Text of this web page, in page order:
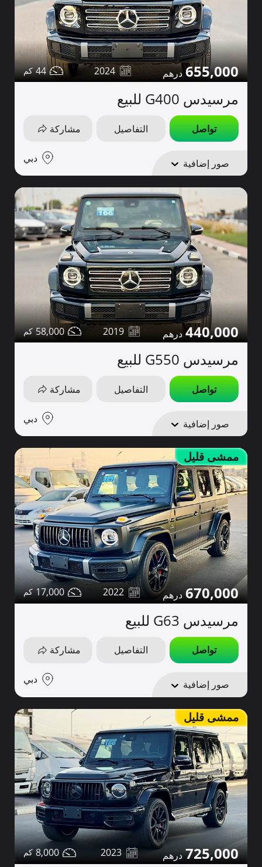
655,000
2024
44
مرسيدس G400 للبيع
تواصل التفاصيل مشاركة
صور إضافية دبي
440,000
2019
58,000
مرسيدس G550 للبيع
تواصل التفاصيل مشاركة
صور إضافية دبي
ممشى قليل
670,000
2022
17,000
مرسيدس G63 للبيع
تواصل التفاصيل مشاركة
صور إضافية دبي
ممشى قليل
725,000
2023
8,000